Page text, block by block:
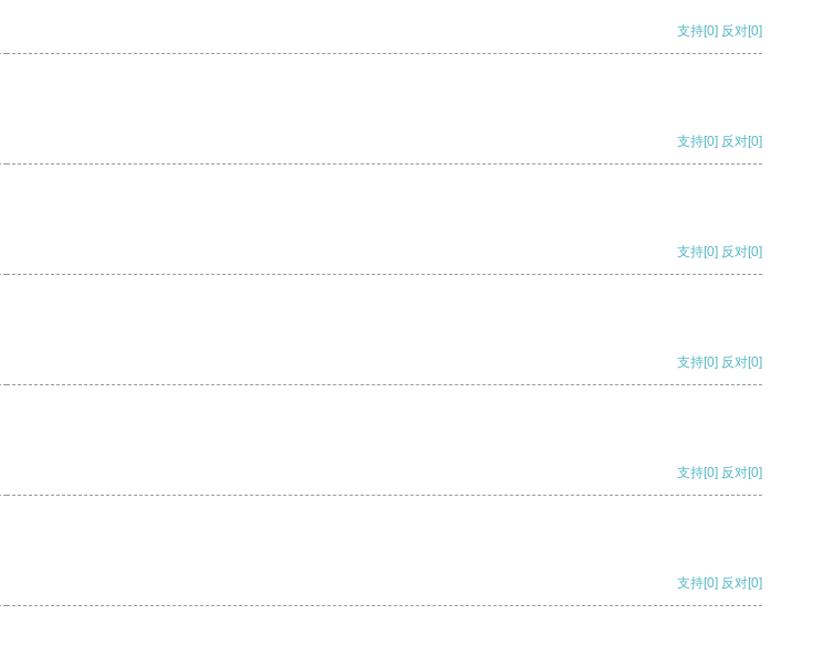
支持[0] 反对[0]
支持[0] 反对[0]
支持[0] 反对[0]
支持[0] 反对[0]
支持[0] 反对[0]
支持[0] 反对[0]